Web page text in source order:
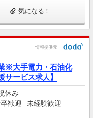
気になる！
情報提供元
※大手電力・石油化
サービス求人】
休み
歓迎
未経験歓迎